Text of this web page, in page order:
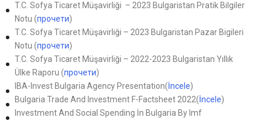
T.C. Sofya Ticaret Müşavirliği – 2023 Bulgaristan Pratik Bilgiler
Notu (прочети)
T.C. Sofya Ticaret Müşavirliği – 2023 Bulgaristan Pazar Bigileri
Notu (прочети)
T.C. Sofya Ticaret Müşavirliği – 2022-2023 Bulgaristan Yıllık
Ülke Raporu (прочети)
IBA-Invest Bulgaria Agency Presentation(İncele)
Bulgaria Trade And Investment F-Factsheet 2022(İncele)
Investment And Social Spending İn Bulgaria By Imf